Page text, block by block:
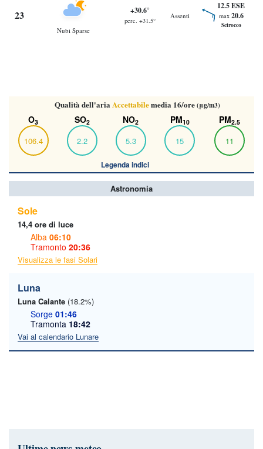
23
Nubi Sparse
+30.6°
perc. +31.5°
Assenti
12.5 ESE
max 20.6
Scirocco
Qualità dell'aria Accettabilemedia 16/ore(μg/m3)
O3
106.4
SO2
2.2
NO2
5.3
PM10
15
PM2.5
11
Legenda indici
Astronomia
Sole
14,4 ore di luce
Alba 06:10
Tramonto 20:36
Visualizza le fasi Solari
Luna
Luna Calante (18.2%)
Sorge 01:46
Tramonta 18:42
Vai al calendario Lunare